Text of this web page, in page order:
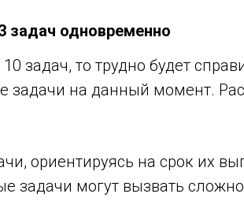
задач одновременно
задач, то трудно будет
на данный момент.
ориентируясь на срок их
задачи могут вызвать